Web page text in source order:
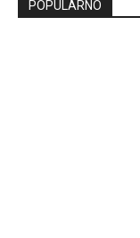
POPULARNO